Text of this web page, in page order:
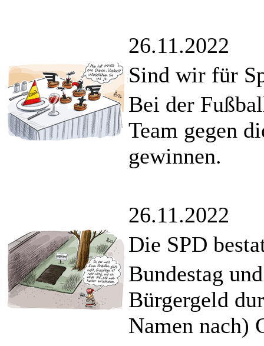
26.11.2022
Sind wir für
Bei der
Team gegen
gewinnen.
26.11.2022
Die SPD
Bundestag
Bürgergeld
Namen nach)